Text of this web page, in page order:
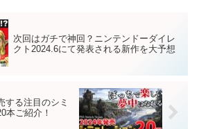
次回はガチで神回？ニンテンドーダイレ
クト2024.6にて発表される新作を大予想
する注目のシミ
本ご紹介！